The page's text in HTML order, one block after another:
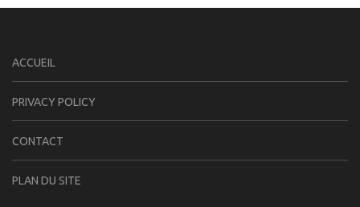
ACCUEIL
PRIVACY POLICY
CONTACT
PLAN DU SITE